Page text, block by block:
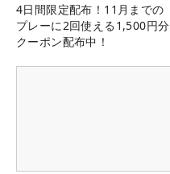
4日間限定配布！11月までの
プレーに2回使える1,500円分
クーポン配布中！